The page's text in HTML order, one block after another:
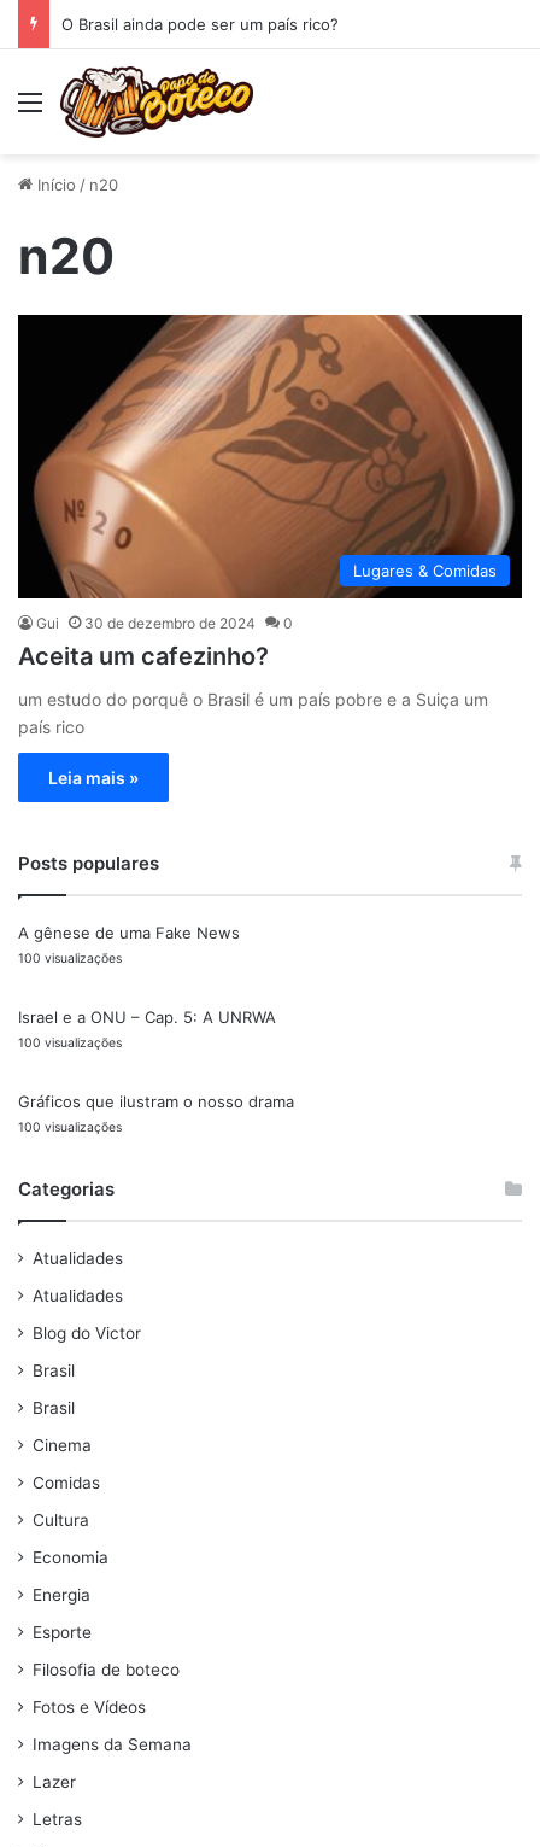
O Brasil ainda pode ser um país rico?
Menu
Início / n20
n20
Lugares & Comidas
Gui 30 de dezembro de 2024 0
Aceita um cafezinho?
um estudo do porquê o Brasil é um país pobre e a Suiça um
país rico
Leia mais »
Posts populares
A gênese de uma Fake News
100 visualizações
Israel e a ONU – Cap. 5: A UNRWA
100 visualizações
Gráficos que ilustram o nosso drama
100 visualizações
Categorias
Atualidades
Atualidades
Blog do Victor
Brasil
Brasil
Cinema
Comidas
Cultura
Economia
Energia
Esporte
Filosofia de boteco
Fotos e Vídeos
Imagens da Semana
Lazer
Letras